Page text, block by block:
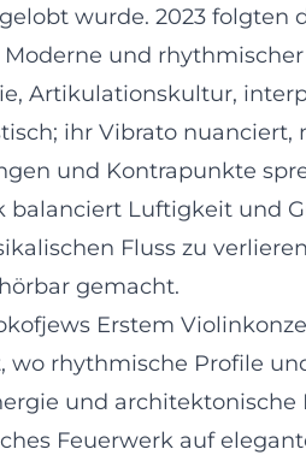
wurde. 2023
und
Artikulationskultur,
ihr Vibrato
und Kontrapunkte
balanciert Luftigkeit und
Fluss zu
gemacht.
Erstem
rhythmische Profile
und
Feuerwerk auf